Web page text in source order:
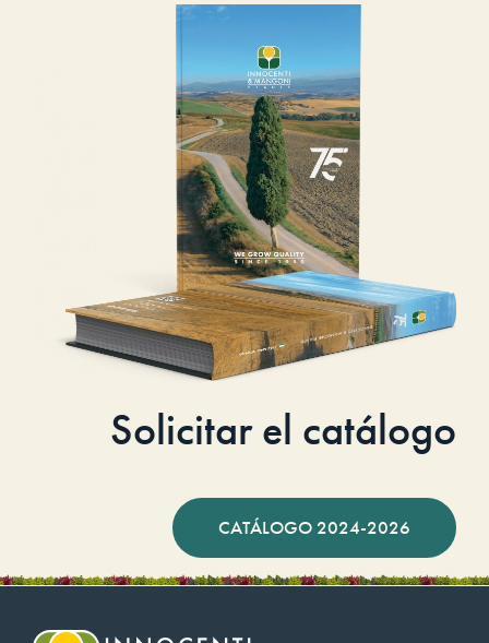
Solicitar el catálogo
CATÁLOGO 2024-2026